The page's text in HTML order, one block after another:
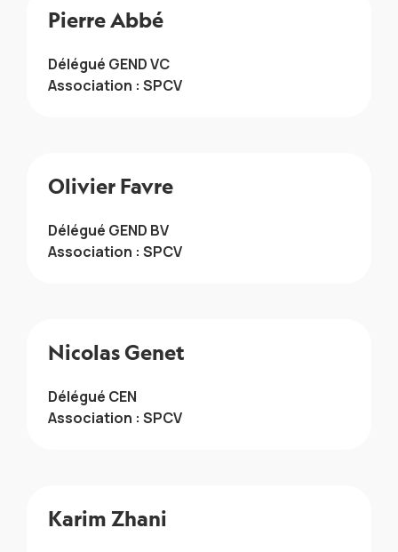
Pierre Abbé
Délégué GEND VC
Association : SPCV
Olivier Favre
Délégué GEND BV
Association : SPCV
Nicolas Genet
Délégué CEN
Association : SPCV
Karim Zhani